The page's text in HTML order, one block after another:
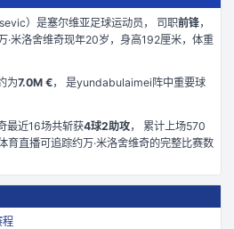
）是塞尔维亚足球运动员， 司职前锋，
·米洛舍维奇现年20岁 ，身高192厘米，体重
为7.0M €， 是yundabulaimei 阵中重要球
最近16场共斩获4球2助攻， 累计上场570
育直播可追踪约万·米洛舍维奇的完整比赛数
程